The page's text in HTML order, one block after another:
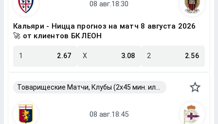
Кальяри - Ницца прогноз на матч 8 августа 2026
🚀 от клиентов БК ЛЕОН
1 2.67 X 3.08 2 2.56